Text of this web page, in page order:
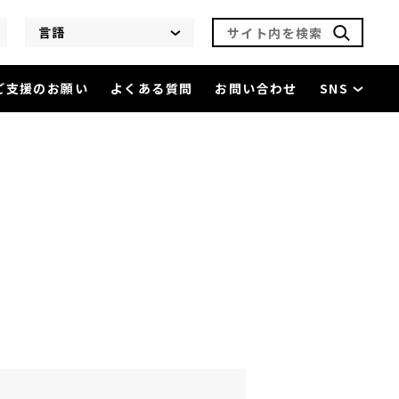
言語 サイト内を検索
支援のお願い よくある質問 お問い合わせ SNS